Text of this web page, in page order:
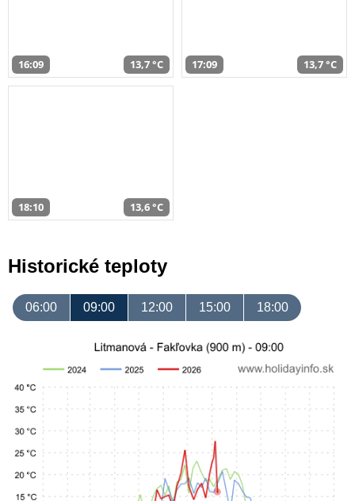
16:09 13,7 °C 17:09 13,7 °C
18:10 13,6 °C
Historické teploty
06:00 09:00 12:00 15:00 18:00